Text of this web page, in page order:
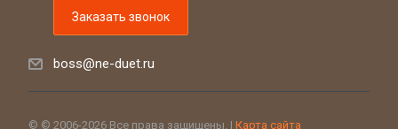
Заказать звонок
boss@ne-duet.ru
© © 2006-2026 Все права защищены. | Карта сайта